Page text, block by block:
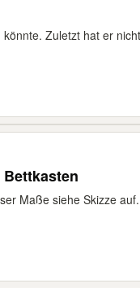
Zuletzt hat er
Maße siehe Skizze